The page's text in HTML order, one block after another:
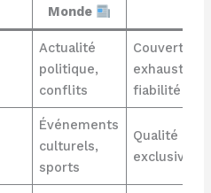
Monde
Actualité
politique,
conflits
Couverture
exhaustive,
fiabilité
Événements
culturels,
sports
Qualité et
exclusivité